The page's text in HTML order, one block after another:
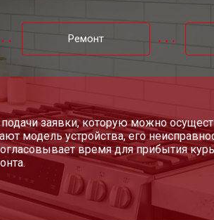
от 3100 ₽
от 2590 ₽
от 2600 ₽
Ремонт
заявки, которую можно
модель устройства, его
время для прибытия